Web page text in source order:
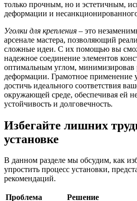
только прочным, но и эстетичным,
деформации и
Уголки для крепления – это
арсенале мастера, позволяющий
сложные идеи. С их помощью вы
надежное соединение элементов
оптимальным углом, минимизировав
деформации. Грамотное применение
достичь идеального соответствия
окружающей среде, обеспечивая ей
устойчивость и долговечность.
Избегайте лишних
установке
В данном разделе мы обсудим, как
упростить процесс установки,
рекомендаций.
Проблема
Решение